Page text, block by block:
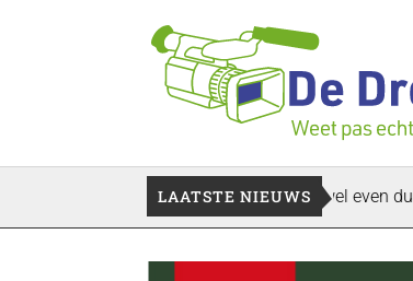
LAATSTE NIEUWS
bedrijfspand: ‘Dat zal ook nog wel even duren’